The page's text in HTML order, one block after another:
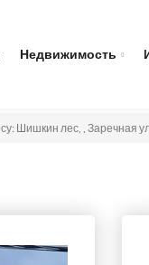
Недвижимость
Шишкин лес, , Заречная